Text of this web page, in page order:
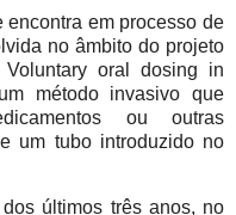
encontra em processo de
no âmbito do projeto
Voluntary oral dosing in
método invasivo que
ou outras
um tubo introduzido no
últimos três anos, no